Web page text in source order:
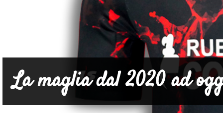
La maglia dal 2020 ad